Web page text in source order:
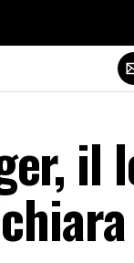
il